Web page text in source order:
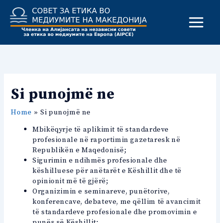
content
Si punojmë ne
Home
Si punojmë ne
Mbikëqyrje të aplikimit të standardeve
profesionale në raportimin gazetaresk në
Republikën e Maqedonisë;
Sigurimin e ndihmës profesionale dhe
këshilluese për anëtarët e Këshillit dhe të
opinionit më të gjërë;
Organizimin e seminareve, punëtorive,
konferencave, debateve, me qëllim të avancimit
të standardeve profesionale dhe promovimin e